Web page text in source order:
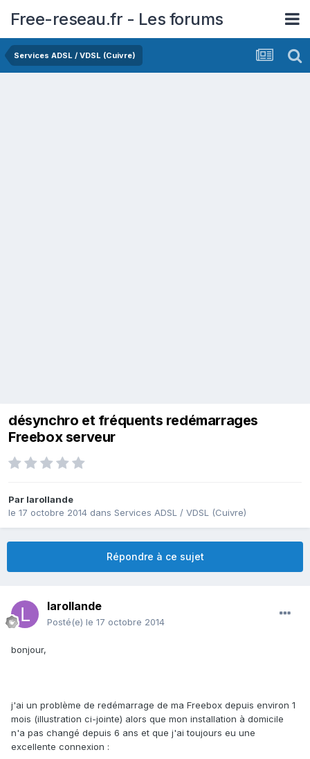
Free-reseau.fr - Les forums
Services ADSL / VDSL (Cuivre)
désynchro et fréquents redémarrages
Freebox serveur
Par larollande
le 17 octobre 2014 dans Services ADSL / VDSL (Cuivre)
Répondre à ce sujet
larollande
Posté(e) le 17 octobre 2014
bonjour,
j'ai un problème de redémarrage de ma Freebox depuis environ 1
mois (illustration ci-jointe) alors que mon installation à domicile
n'a pas changé depuis 6 ans et que j'ai toujours eu une
excellente connexion :